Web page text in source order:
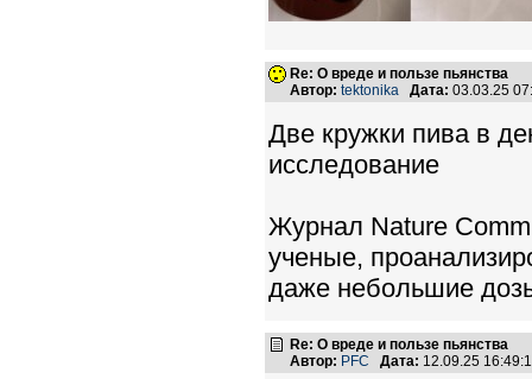
Re: О вреде и пользе пьянства
Автор: tektonika Дата: 03.03.25
Две кружки пива в
исследование
Журнал Nature
ученые,
даже небольшие
Re: О вреде и пользе пьянства
Автор: PFC Дата: 12.09.25